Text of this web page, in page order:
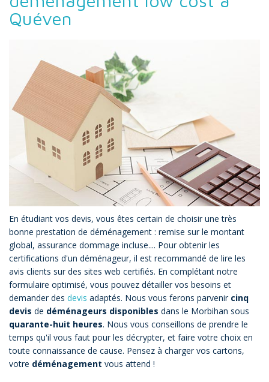
Quéven
En étudiant vos devis, vous êtes certain de choisir une très
bonne prestation de déménagement : remise sur le montant
global, assurance dommage incluse.... Pour obtenir les
certifications d'un déménageur, il est recommandé de lire les
avis clients sur des sites web certifiés. En complétant notre
formulaire optimisé, vous pouvez détailler vos besoins et
demander des devis adaptés. Nous vous ferons parvenir cinq
devis de déménageurs disponibles dans le Morbihan sous
quarante-huit heures. Nous vous conseillons de prendre le
temps qu'il vous faut pour les décrypter, et faire votre choix en
toute connaissance de cause. Pensez à charger vos cartons,
votre déménagement vous attend !